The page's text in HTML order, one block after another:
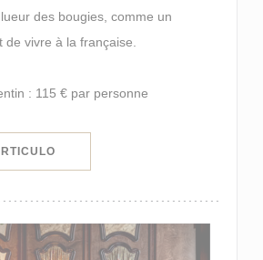
des bougies, comme un
de vivre à la française.
: 115 € par personne
((ABRE EN UNA NUEVA